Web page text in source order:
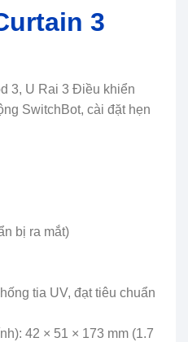
3
3, U Rai 3 Điều khiển
SwitchBot, cài đặt hẹn
bị ra mắt)
tia UV, đạt tiêu chuẩn
42 × 51 × 173 mm (1.7